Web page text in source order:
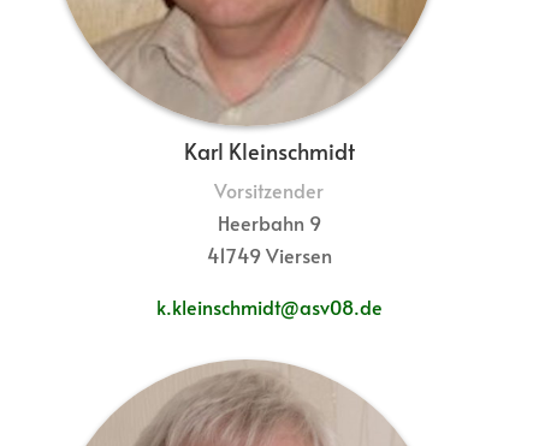
Karl Kleinschmidt
Vorsitzender
Heerbahn 9
41749 Viersen
k.kleinschmidt@asv08.de